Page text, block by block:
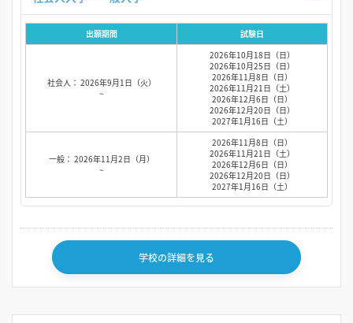
出願期間 試験日
社会人： 2026年9月1日（火）
~
2026年10月18日（日）
2026年10月25日（日）
2026年11月8日（日）
2026年11月21日（土）
2026年12月6日（日）
2026年12月20日（日）
2027年1月16日（土）
一般： 2026年11月2日（月）
~
2026年11月8日（日）
2026年11月21日（土）
2026年12月6日（日）
2026年12月20日（日）
2027年1月16日（土）
学校の詳細を見る